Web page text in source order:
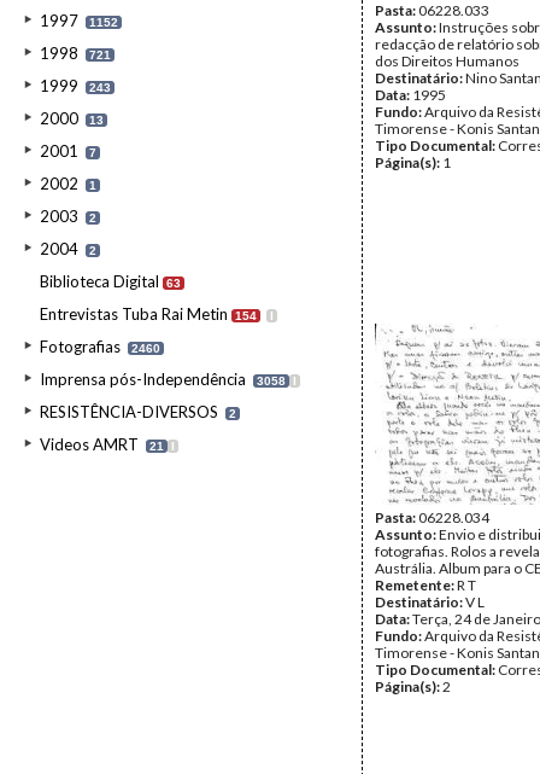
1997 1152
1998 721
1999 243
2000 13
2001 7
2002 1
2003 2
2004 2
Biblioteca Digital 63
Entrevistas Tuba Rai Metin 154 I
Fotografias 2460
Imprensa pós-Independência 3058 I
RESISTÊNCIA-DIVERSOS 2
Videos AMRT 21 I
Pasta:06228.033
Assunto:Instruções
redacção de relatório
dos Direitos Humanos
Destinatário:Nino
Data: 1995
Fundo:Arquivo da
Timorense - Konis
Tipo Documental:
Página(s): 1
Pasta:06228.034
Assunto:Envio e
fotografias. Rolos a
Austrália. Album para o
Remetente:R T
Destinatário:V L
Data:Terça, 24 de
Fundo:Arquivo da
Timorense - Konis
Tipo Documental:
Página(s):2